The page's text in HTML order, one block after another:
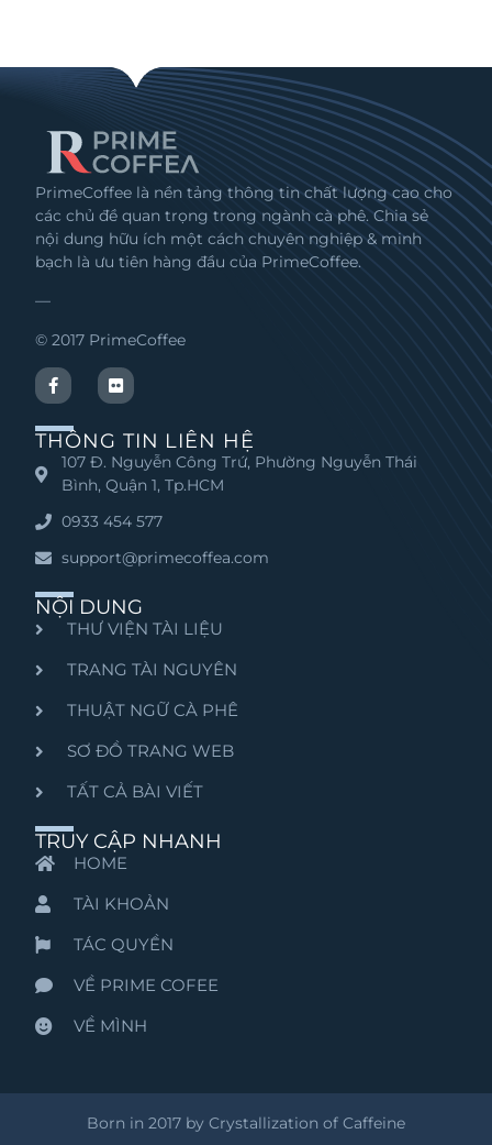
PrimeCoffee là nền tảng thông tin chất lượng cao cho
các chủ đề quan trọng trong ngành cà phê. Chia sẻ
nội dung hữu ích một cách chuyên nghiệp & minh
bạch là ưu tiên hàng đầu của PrimeCoffee.
—
© 2017 PrimeCoffee
THÔNG TIN LIÊN HỆ
107 Đ. Nguyễn Công Trứ, Phường Nguyễn Thái
Bình, Quận 1, Tp.HCM
0933 454 577
support@primecoffea.com
NỘI DUNG
THƯ VIỆN TÀI LIỆU
TRANG TÀI NGUYÊN
THUẬT NGỮ CÀ PHÊ
SƠ ĐỒ TRANG WEB
TẤT CẢ BÀI VIẾT
TRUY CẬP NHANH
HOME
TÀI KHOẢN
TÁC QUYỀN
VỀ PRIME COFEE
VỀ MÌNH
Born in 2017 by Crystallization of Caffeine